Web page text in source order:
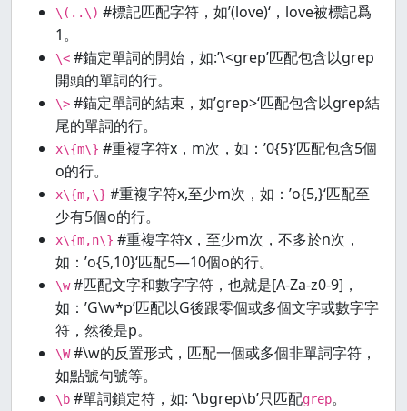
\(..\) #標記匹配字符，如’(love)‘，love被標記爲
1。
\< #錨定單詞的開始，如:’\<grep’匹配包含以grep
開頭的單詞的行。
\> #錨定單詞的結束，如’grep>‘匹配包含以grep結
尾的單詞的行。
x\{m\} #重複字符x，m次，如：’0{5}‘匹配包含5個
o的行。
x\{m,\} #重複字符x,至少m次，如：’o{5,}‘匹配至
少有5個o的行。
x\{m,n\} #重複字符x，至少m次，不多於n次，
如：’o{5,10}‘匹配5—10個o的行。
\w#匹配文字和數字字符，也就是[A-Za-z0-9]，
如：’G\w*p’匹配以G後跟零個或多個文字或數字字
符，然後是p。
\W#\w的反置形式，匹配一個或多個非單詞字符，
如點號句號等。
\b #單詞鎖定符，如: ‘\bgrep\b’只匹配grep。